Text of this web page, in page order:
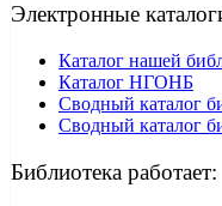
Электронные
Каталог нашей
Каталог НГОНБ
Сводный каталог
Сводный каталог
Библиотека работает: